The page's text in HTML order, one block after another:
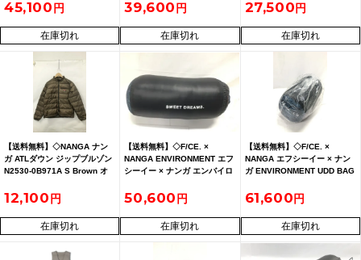
45,100
在庫切れ
ト
39,600
在庫切れ
27,500
在庫切れ
【送料無料】◇NANGA ナン
ガ ATLダウン ジップブルゾン
N2530-0B971A S Brown オ
12,100
在庫切れ
【送料無料】◇F/CE. ×
NANGA ENVIRONMENT エフ
シーイー × ナンガ エンバイロ
グ 未使用
50,600
在庫切れ
【送料無料】◇F/CE. ×
NANGA エフシーイー × ナン
ガ ENVIRONMENT UDD BAG
ッグ1000 未開封
61,600
在庫切れ